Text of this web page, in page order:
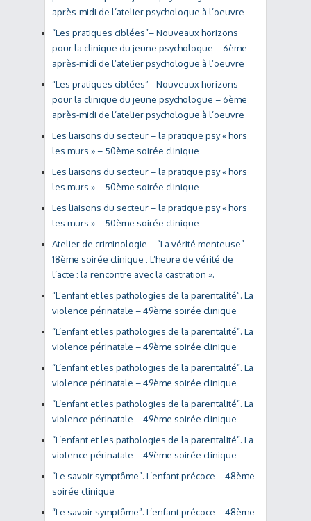
après-midi de l’atelier psychologue à l’oeuvre
“Les pratiques ciblées”– Nouveaux horizons
pour la clinique du jeune psychologue – 6ème
après-midi de l’atelier psychologue à l’oeuvre
“Les pratiques ciblées”– Nouveaux horizons
pour la clinique du jeune psychologue – 6ème
après-midi de l’atelier psychologue à l’oeuvre
Les liaisons du secteur – la pratique psy « hors
les murs » – 50ème soirée clinique
Les liaisons du secteur – la pratique psy « hors
les murs » – 50ème soirée clinique
Les liaisons du secteur – la pratique psy « hors
les murs » – 50ème soirée clinique
Atelier de criminologie – “La vérité menteuse” –
18ème soirée clinique : L’heure de vérité de
l’acte : la rencontre avec la castration ».
“L’enfant et les pathologies de la parentalité”. La
violence périnatale – 49ème soirée clinique
“L’enfant et les pathologies de la parentalité”. La
violence périnatale – 49ème soirée clinique
“L’enfant et les pathologies de la parentalité”. La
violence périnatale – 49ème soirée clinique
“L’enfant et les pathologies de la parentalité”. La
violence périnatale – 49ème soirée clinique
“L’enfant et les pathologies de la parentalité”. La
violence périnatale – 49ème soirée clinique
“Le savoir symptôme”. L’enfant précoce – 48ème
soirée clinique
“Le savoir symptôme”. L’enfant précoce – 48ème